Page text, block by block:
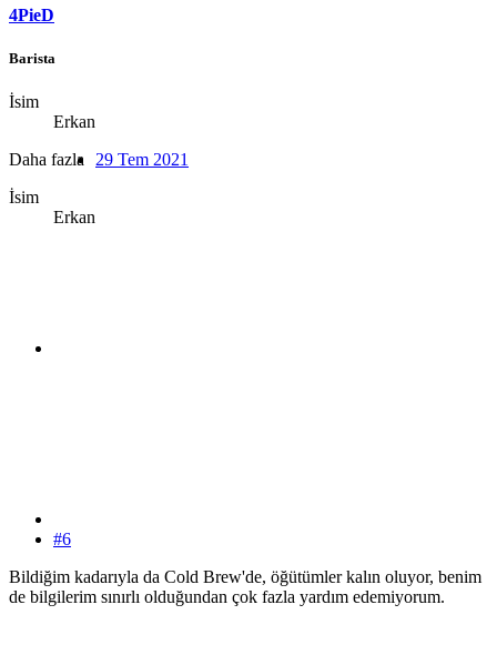
4PieD
Barista
İsim
Erkan
Daha fazla
İsim
Erkan
29 Tem 2021
#6
Bildiğim kadarıyla da Cold Brew'de, öğütümler kalın oluyor, benim
de bilgilerim sınırlı olduğundan çok fazla yardım edemiyorum.